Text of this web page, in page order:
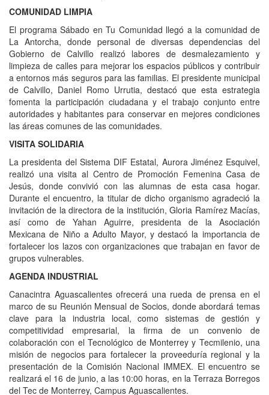
COMUNIDAD LIMPIA
El programa Sábado en Tu Comunidad llegó a la comunidad de
La Antorcha, donde personal de diversas dependencias del
Gobierno de Calvillo realizó labores de desmalezamiento y
limpieza de calles para mejorar los espacios públicos y contribuir
a entornos más seguros para las familias. El presidente municipal
de Calvillo, Daniel Romo Urrutia, destacó que esta estrategia
fomenta la participación ciudadana y el trabajo conjunto entre
autoridades y habitantes para conservar en mejores condiciones
las áreas comunes de las comunidades.
VISITA SOLIDARIA
La presidenta del Sistema DIF Estatal, Aurora Jiménez Esquivel,
realizó una visita al Centro de Promoción Femenina Casa de
Jesús, donde convivió con las alumnas de esta casa hogar.
Durante el encuentro, la titular de dicho organismo agradeció la
invitación de la directora de la institución, Gloria Ramírez Macías,
así como de Yahan Aguirre, presidenta de la Asociación
Mexicana de Niño a Adulto Mayor, y destacó la importancia de
fortalecer los lazos con organizaciones que trabajan en favor de
grupos vulnerables.
AGENDA INDUSTRIAL
Canacintra Aguascalientes ofrecerá una rueda de prensa en el
marco de su Reunión Mensual de Socios, donde abordará temas
clave para la industria local, como sistemas de gestión y
competitividad empresarial, la firma de un convenio de
colaboración con el Tecnológico de Monterrey y Tecmilenio, una
misión de negocios para fortalecer la proveeduría regional y la
presentación de la Comisión Nacional IMMEX. El encuentro se
realizará el 16 de junio, a las 10:00 horas, en la Terraza Borregos
del Tec de Monterrey, Campus Aguascalientes.